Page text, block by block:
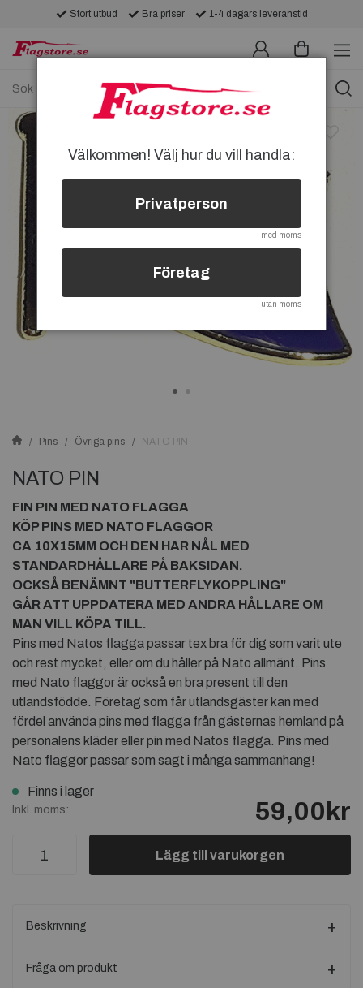
Stort utbud Bra priser 1-4 dagars leveranstid
Pins Övriga pins NATO PIN
NATO PIN
FIN PIN MED NATO FLAGGA
KÖP PINS MED NATO FLAGGOR
CA 10X15MM OCH DEN HAR NÅL MED
STANDARDHÅLLARE PÅ BAKSIDAN.
OCKSÅ BENÄMNT "BUTTERFLYKOPPLING"
GÅR ATT UPPDATERA MED ANDRA HÅLLARE OM
MAN VILL KÖPA TILL.
Pins med Natos flagga passar tex bra för dig som varit ute
och rest mycket, eller om du håller på Nato allmänt. Pins
med Nato flaggor är också en bra present till den
utlandsfödde. Företag som får utlandsgäster kan med
fördel använda pins med flagga från gästernas hemland på
personalens kläder eller pin med Natos flagga. Pins med
Nato flaggor passar som sagt i många sammanhang!
Finns i lager
Inkl. moms: 59,00kr
Lägg till varukorgen
Beskrivning
Fråga om produkt
Välkommen! Välj hur du vill handla:
Privatperson
med moms
Företag
utan moms